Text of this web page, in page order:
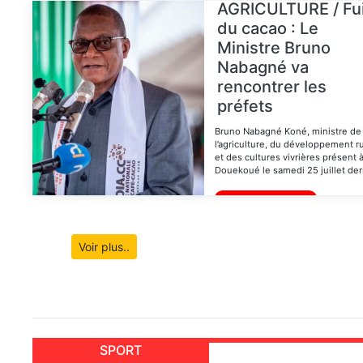
AGRICULTURE /
du cacao : Le
Ministre Bruno
Nabagné va
rencontrer les
préfets
Bruno Nabagné Koné, ministre de
l’agriculture, du développement
et des cultures vivrières présent à
Douekoué le samedi 25 juillet
Voir plus..
SPORT